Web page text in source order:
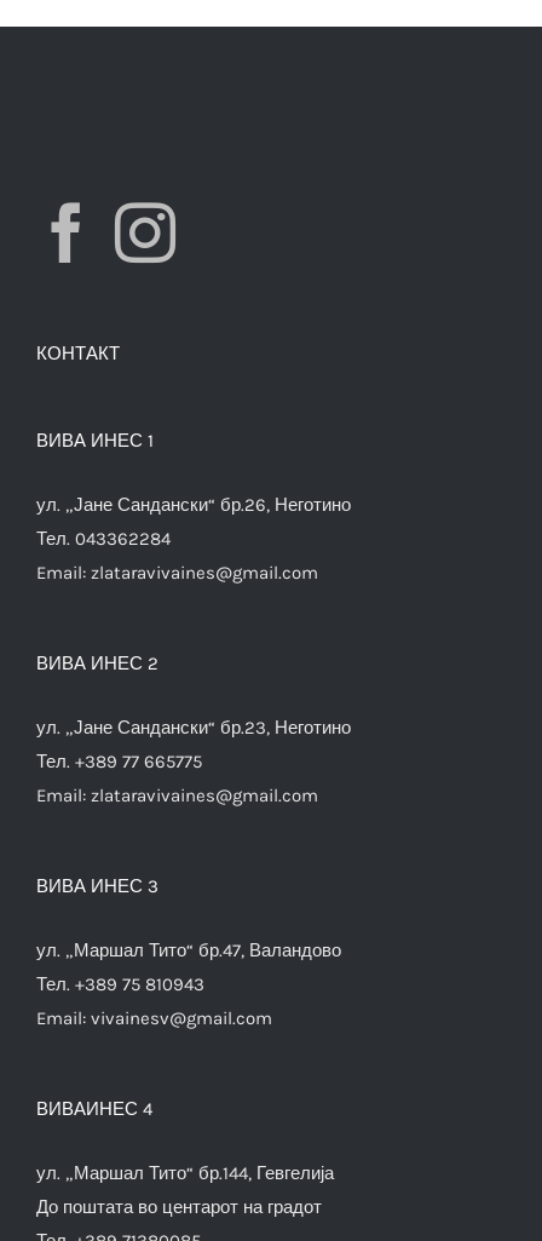
КОНТАКТ
ВИВА ИНЕС 1
ул. „Јане Сандански“ бр.26, Неготино
Тел. 043362284
Email: zlataravivaines@gmail.com
ВИВА ИНЕС 2
ул. „Јане Сандански“ бр.23, Неготино
Тел. +389 77 665775
Email: zlataravivaines@gmail.com
ВИВА ИНЕС 3
ул. „Маршал Тито“ бр.47, Валандово
Тел. +389 75 810943
Email: vivainesv@gmail.com
ВИВАИНЕС 4
ул. „Маршал Тито“ бр.144, Гевгелија
До поштата во центарот на градот